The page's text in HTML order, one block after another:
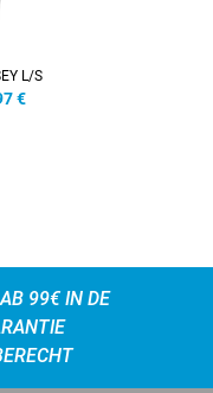
L/S
€
99€ IN DE